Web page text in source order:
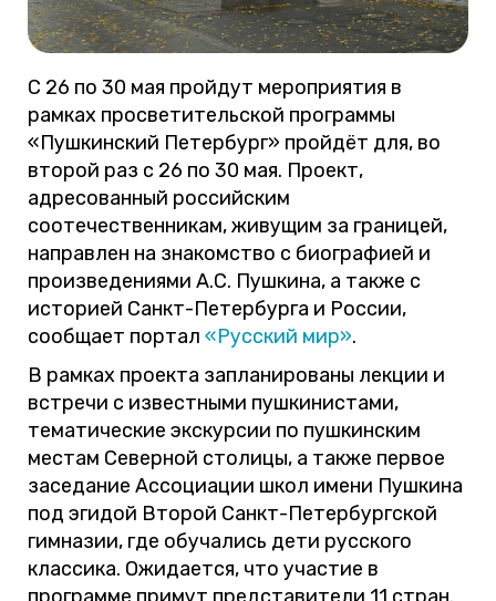
С 26 по 30 мая пройдут мероприятия в
рамках просветительской программы
«Пушкинский Петербург» пройдёт для, во
второй раз с 26 по 30 мая. Проект,
адресованный российским
соотечественникам, живущим за границей,
направлен на знакомство с биографией и
произведениями А.С. Пушкина, а также с
историей Санкт-Петербурга и России,
сообщает портал «Русский мир».
В рамках проекта запланированы лекции и
встречи с известными пушкинистами,
тематические экскурсии по пушкинским
местам Северной столицы, а также первое
заседание Ассоциации школ имени Пушкина
под эгидой Второй Санкт-Петербургской
гимназии, где обучались дети русского
классика. Ожидается, что участие в